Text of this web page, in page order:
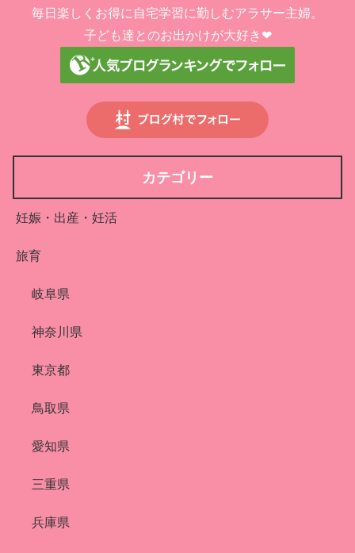
毎日楽しくお得に自宅学習に勤しむアラサー主婦。
子ども達とのお出かけが大好き❤︎
カテゴリー
妊娠・出産・妊活
旅育
岐阜県
神奈川県
東京都
鳥取県
愛知県
三重県
兵庫県